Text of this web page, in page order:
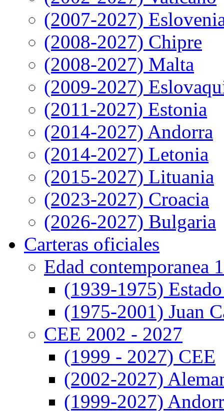
(2007-2027)
(2008-2027) Chipre
(2008-2027) Malta
(2009-2027)
(2011-2027) Estonia
(2014-2027) Andorra
(2014-2027) Letonia
(2015-2027) Lituania
(2023-2027) Croacia
(2026-2027) Bulgaria
Carteras oficiales
Edad contemporanea
(1939-1975)
(1975-2001) Juan
CEE 2002 - 2027
(1999 - 2027) CEE
(2002-2027)
(1999-2027)